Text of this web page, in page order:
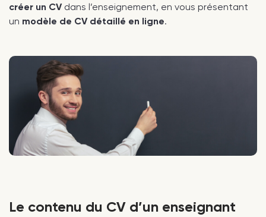
créer un CVdans l’enseignement, en vous présentant
un modèle de CV détaillé en ligne.
Le contenu du CV d’un enseignant